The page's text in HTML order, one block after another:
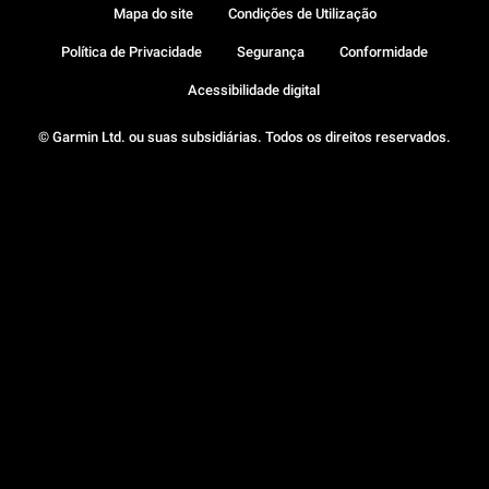
© Garmin Ltd. ou suas subsidiárias. Todos os direitos reservados.
Mapa do site Condições de Utilização
Política de Privacidade Segurança Conformidade
Acessibilidade digital